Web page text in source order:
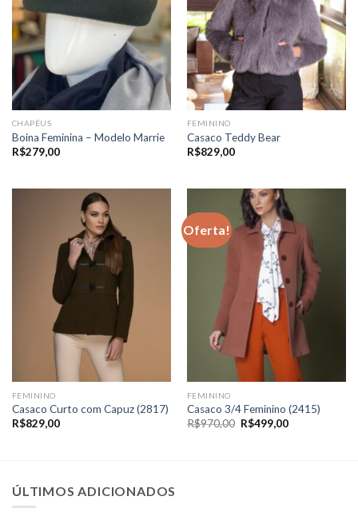
CHAPÉUS
Boina Feminina – Modelo Marrie
R$279,00
FEMININO
Casaco Teddy Bear
R$829,00
FEMININO
Casaco Curto com Capuz (2817)
R$829,00
Oferta!
FEMININO
Casaco 3/4 Feminino (2415)
R$970,00 O
R$499,00O
ÚLTIMOS ADICIONADOS